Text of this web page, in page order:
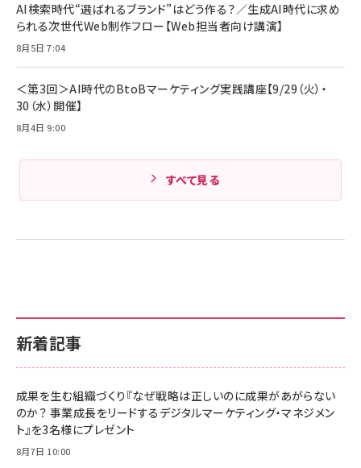
新着記事
成果を生む組織づくり『なぜ戦略は正しいのに成果があがらない
のか？ 事業成長をリードするデジタルマーケティング・マネジメン
ト』を3名様にプレゼント
8月7日 10:00
AI検索時代“選ばれるブランド”はどう作る？／生成AI時代に求め
られる次世代Web制作フロー【Web担当者向け講演】
8月5日 7:04
＜第3回＞AI時代のBtoBマーケティング実践講座【9/29（火）・
30（水）開催】
8月4日 9:00
すべて見る